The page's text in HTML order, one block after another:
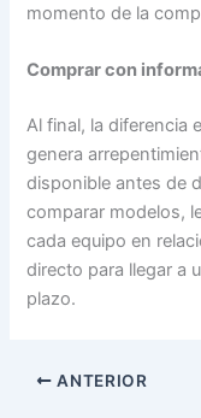
momento de la
Comprar con
Al final, la diferencia
genera
disponible antes de
comparar modelos,
cada equipo en
directo para llegar a
plazo.
ANTERIOR